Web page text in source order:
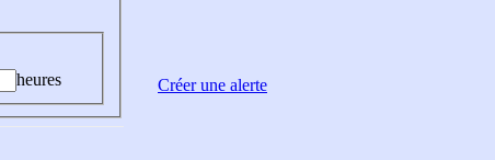
heures
Créer une alerte